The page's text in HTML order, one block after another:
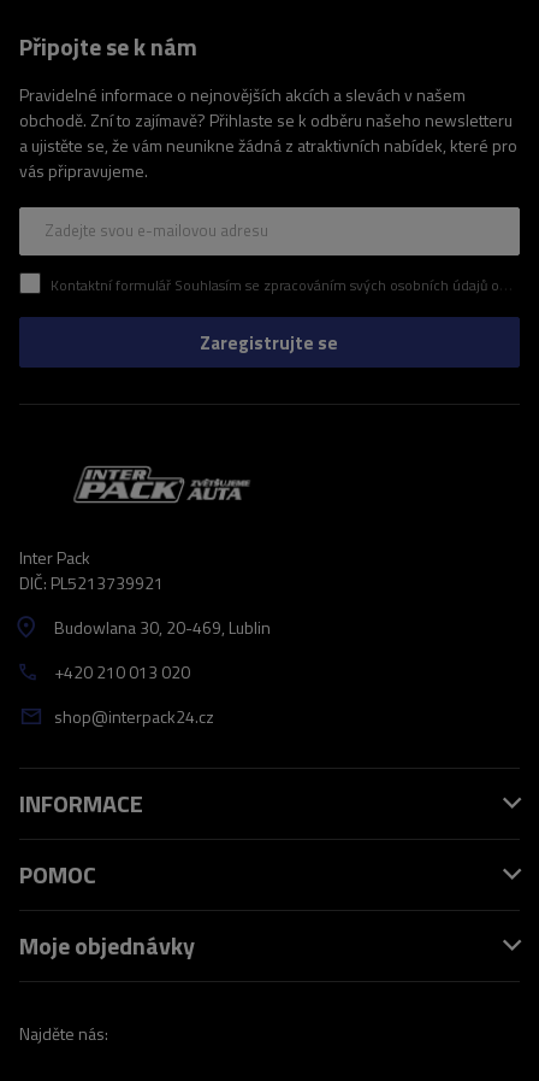
Připojte se k nám
Pravidelné informace o nejnovějších akcích a slevách v našem
obchodě. Zní to zajímavě? Přihlaste se k odběru našeho newsletteru
a ujistěte se, že vám neunikne žádná z atraktivních nabídek, které pro
vás připravujeme.
Zadejte svou e-mailovou adresu
Kontaktní formulář Souhlasím se zpracováním svých osobních údajů obsažených v kontaktním formuláři v souladu s nařízením Evropského parlamentu a Rady (EU)
Zaregistrujte se
Inter Pack
DIČ: PL5213739921
Budowlana 30, 20-469, Lublin
+420 210 013 020
shop@interpack24.cz
INFORMACE
POMOC
Moje objednávky
Najděte nás: